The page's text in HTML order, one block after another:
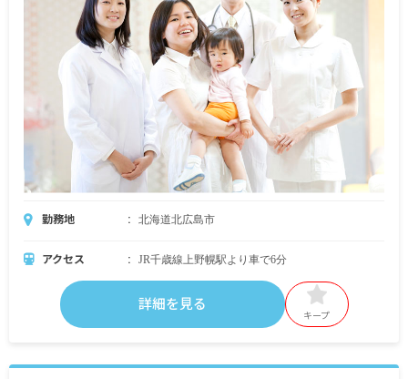
勤務地 北海道北広島市
アクセス JR千歳線上野幌駅より車で6分
詳細を見る
キープ